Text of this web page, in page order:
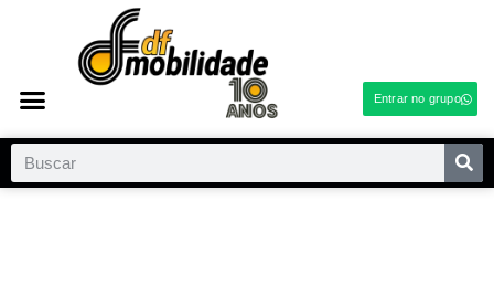
Entrar no grupo